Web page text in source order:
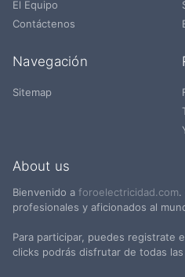
El Equipo
Contáctenos
Navegación
Sitemap
About us
Bienvenido a foroelectricidad.com.
profesionales y aficionados al
Para participar, puedes registrate
clicks podrás disfrutar de todas